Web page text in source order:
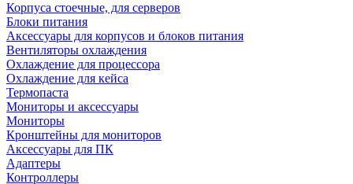
Корпуса стоечные, для серверов
Блоки питания
Аксессуары для корпусов и блоков питания
Вентиляторы охлаждения
Охлаждение для процессора
Охлаждение для кейса
Термопаста
Мониторы и аксессуары
Мониторы
Кронштейны для мониторов
Аксессуары для ПК
Адаптеры
Контроллеры